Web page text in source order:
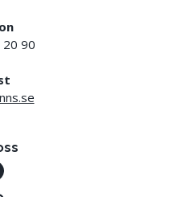
90